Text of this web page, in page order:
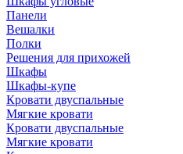
Панели
Вешалки
Полки
Решения для прихожей
Шкафы
Шкафы-купе
Кровати двуспальные
Мягкие кровати
Кровати двуспальные
Мягкие кровати